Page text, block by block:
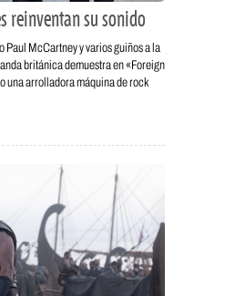
reinventan su sonido
Paul McCartney y varios guiños a la
británica demuestra en «Foreign
una arrolladora máquina de rock